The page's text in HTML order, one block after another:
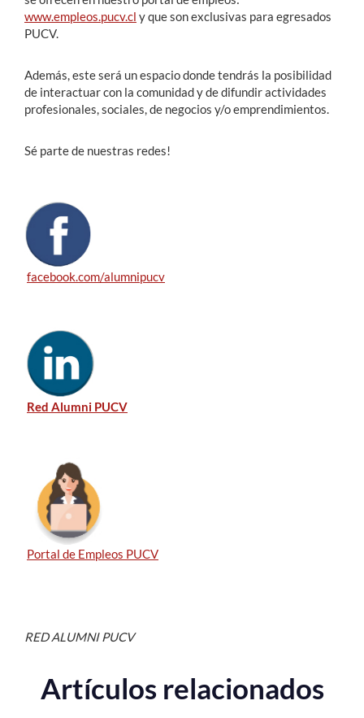
www.empleos.pucv.cl y que son exclusivas para egresados
PUCV.
Además, este será un espacio donde tendrás la posibilidad
de interactuar con la comunidad y de difundir actividades
profesionales, sociales, de negocios y/o emprendimientos.
Sé parte de nuestras redes!
facebook.com/alumnipucv
Red Alumni PUCV
Portal de Empleos PUCV
RED ALUMNI PUCV
Artículos relacionados